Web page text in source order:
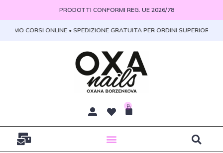
contenuto
PRODOTTI CONFORMI REG. UE 2026/78
CORSI ONLINE • SPEDIZIONE GRATUITA PER ORDINI SUPERIORI A
0